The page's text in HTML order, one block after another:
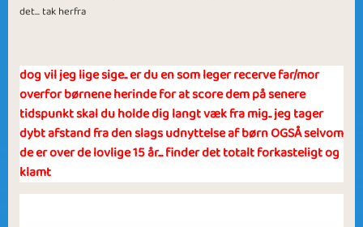
det... tak herfra
dog vil jeg lige sige.. er du en som leger recerve far/mor
overfor børnene herinde for at score dem på senere
tidspunkt skal du holde dig langt væk fra mig.. jeg tager
dybt afstand fra den slags udnyttelse af børn OGSÅ selvom
de er over de lovlige 15 år... finder det totalt forkasteligt og
klamt